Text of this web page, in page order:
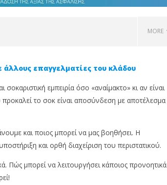
MORE
Insurance Trust Debt: Ονομάζω
το χρέος που η ασφαλιστική
αγορά δεν μετρά ακόμη
άλλους επαγγελματίες του κλάδου
εμπειρία όσο «αναίμακτο» κι αν είναι
το σοκ είναι αποσύνδεση με αποτέλεσμα
και ποιος μπορεί να μας βοηθήσει. Η
και ορθή διαχείριση του περιστατικού.
Πώς μπορεί να λειτουργήσει κάποιος προνοητικά